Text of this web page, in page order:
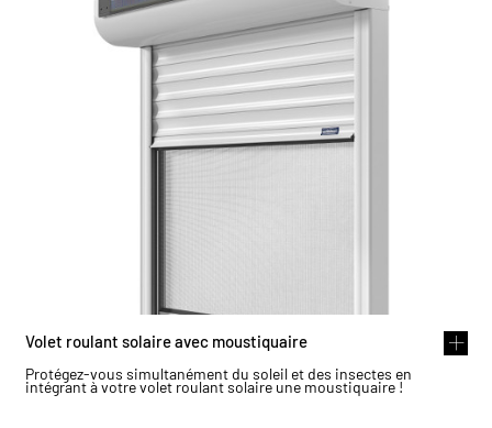
Volet roulant solaire avec moustiquaire
Protégez-vous simultanément du soleil et des insectes en
intégrant à votre volet roulant solaire une moustiquaire !